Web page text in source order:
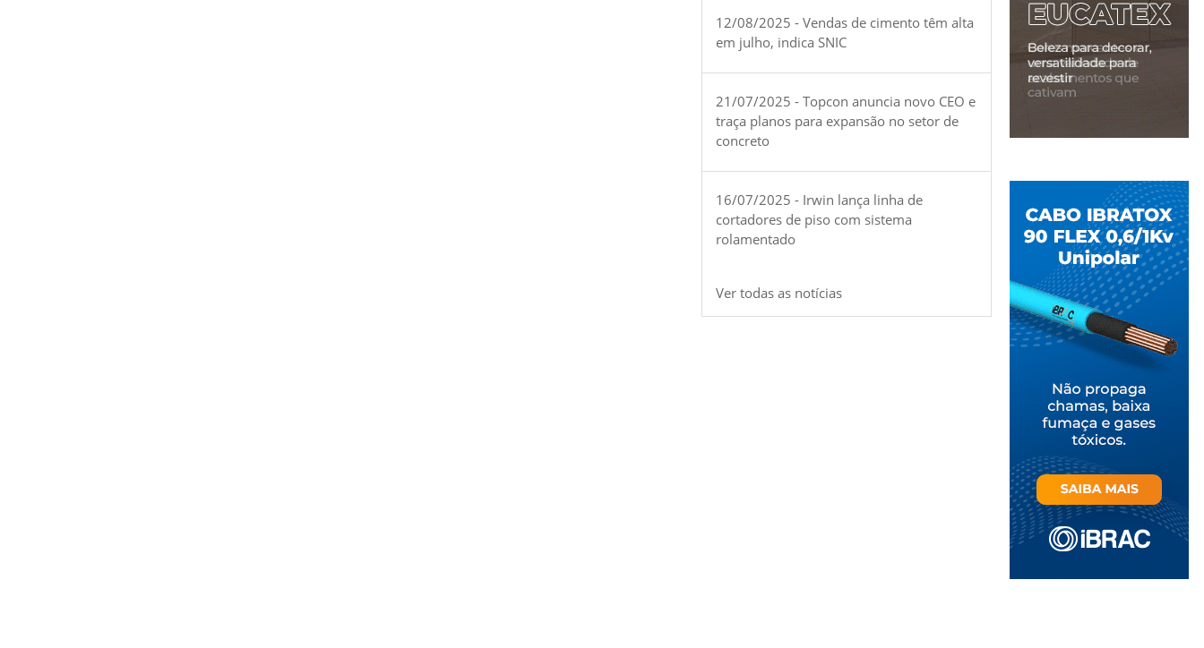
12/08/2025 - Vendas de cimento têm alta
em julho, indica SNIC
21/07/2025 - Topcon anuncia novo CEO e
traça planos para expansão no setor de
concreto
16/07/2025 - Irwin lança linha de
cortadores de piso com sistema
rolamentado
Ver todas as notícias